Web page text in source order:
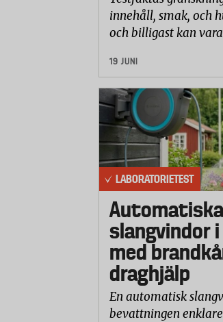
innehåll, smak, och
och billigast kan
19 JUNI
LABORATORIETEST
Automatiska
slangvindor
med
draghjälp
En automatisk
bevattningen